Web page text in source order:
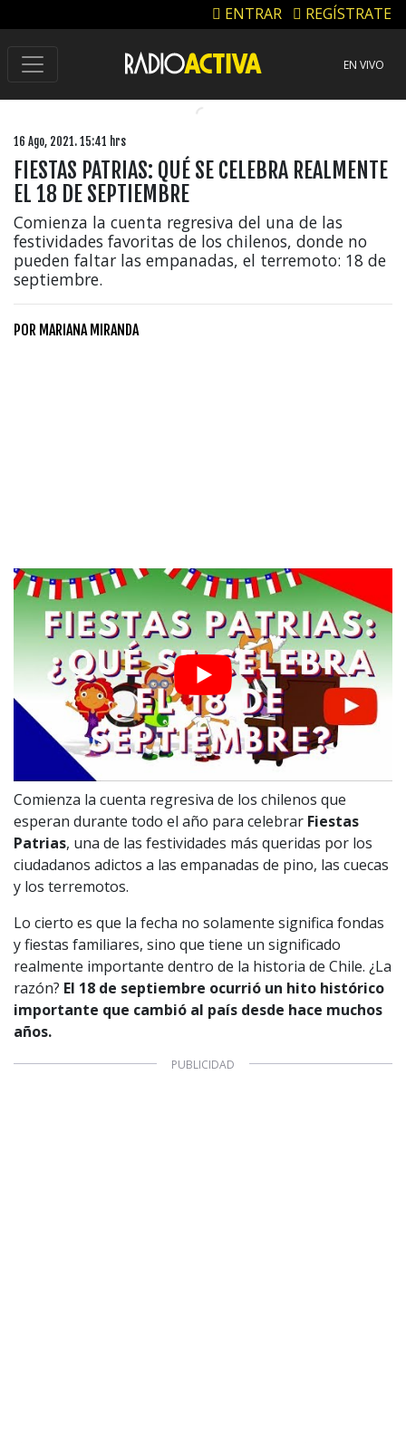
ENTRAR REGÍSTRATE
EN VIVO
16 Ago, 2021. 15:41 hrs
FIESTAS PATRIAS: QUÉ SE CELEBRA REALMENTE
EL 18 DE SEPTIEMBRE
Comienza la cuenta regresiva del una de las
festividades favoritas de los chilenos, donde no
pueden faltar las empanadas, el terremoto: 18 de
septiembre.
POR MARIANA MIRANDA
Comienza la cuenta regresiva de los chilenos que
esperan durante todo el año para celebrar Fiestas
Patrias, una de las festividades más queridas por los
ciudadanos adictos a las empanadas de pino, las cuecas
y los terremotos.
Lo cierto es que la fecha no solamente significa fondas
y fiestas familiares, sino que tiene un significado
realmente importante dentro de la historia de Chile. ¿La
razón? El 18 de septiembre ocurrió un hito histórico
importante que cambió al país desde hace muchos
años.